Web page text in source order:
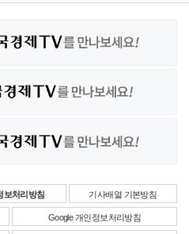
보처리방침 기사배열 기본방침
Google 개인정보처리방침